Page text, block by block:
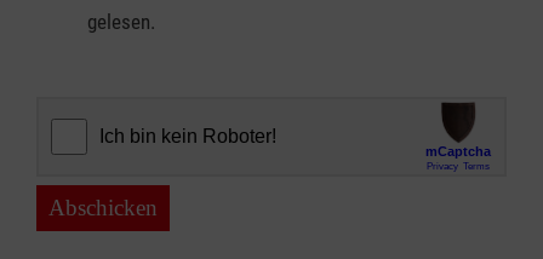
gelesen.
Abschicken